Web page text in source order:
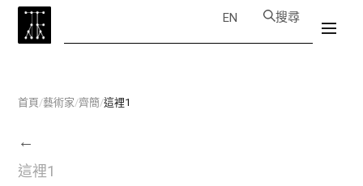
EN 搜尋
首頁/藝術家/齊簡/這裡1
←
這裡1